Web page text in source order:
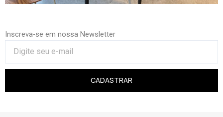
Inscreva-se em nossa Newsletter
CADASTRAR